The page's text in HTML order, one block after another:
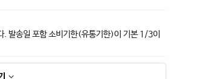
. 발송일 포함 소비기한(유통기한)이 기본 1/3이